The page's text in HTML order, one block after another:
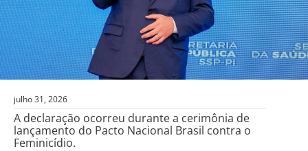
julho 31, 2026
A declaração ocorreu durante a cerimônia de
lançamento do Pacto Nacional Brasil contra o
Feminicídio.